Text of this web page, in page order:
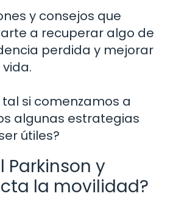
y consejos que
a recuperar algo de
perdida y mejorar
tal si comenzamos a
algunas estrategias
útiles?
Parkinson y
la movilidad?